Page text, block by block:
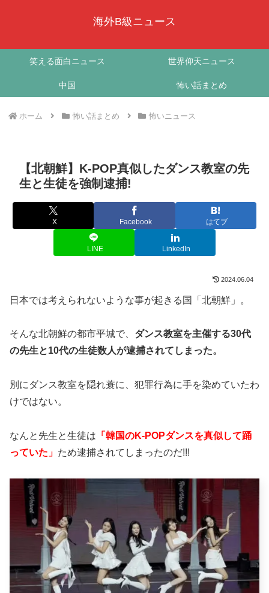
海外B級ニュース
笑える面白ニュース 世界仰天ニュース
中国 怖い話まとめ
ホーム 怖い話まとめ 怖いニュース
【北朝鮮】K-POP真似したダンス教室の先
生と生徒を強制逮捕!
X Facebook はてブ
LINE LinkedIn
2024.06.04
日本では考えられないような事が起きる国「北朝鮮」。
そんな北朝鮮の都市平城で、 ダンス教室を主催する30代
の先生と10代の生徒数人が逮捕されてしまった。
別にダンス教室を隠れ蓑に、犯罪行為に手を染めていたわ
けではない。
なんと先生と生徒は 「韓国のK-POPダンスを真似して踊
っていた」 ため逮捕されてしまったのだ!!!